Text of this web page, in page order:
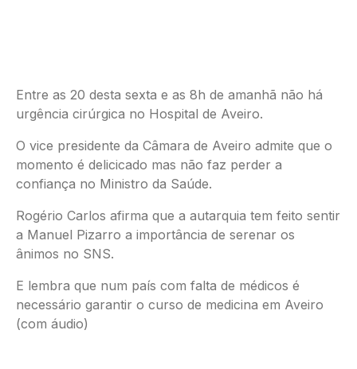
Entre as 20 desta sexta e as 8h de amanhã não há
urgência cirúrgica no Hospital de Aveiro.
O vice presidente da Câmara de Aveiro admite que o
momento é delicicado mas não faz perder a
confiança no Ministro da Saúde.
Rogério Carlos afirma que a autarquia tem feito sentir
a Manuel Pizarro a importância de serenar os
ânimos no SNS.
E lembra que num país com falta de médicos é
necessário garantir o curso de medicina em Aveiro
(com áudio)